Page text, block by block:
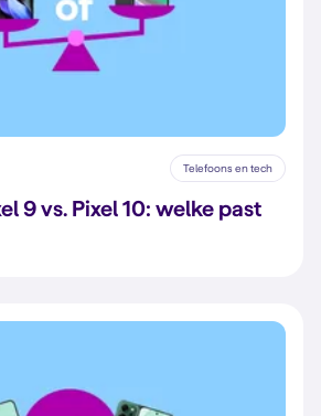
Telefoons en tech
9 vs. Pixel 10: welke past